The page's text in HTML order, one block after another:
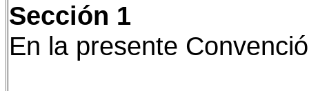
Sección 1
En la presente